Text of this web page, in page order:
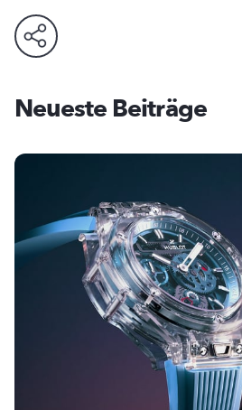
Neueste Beiträge